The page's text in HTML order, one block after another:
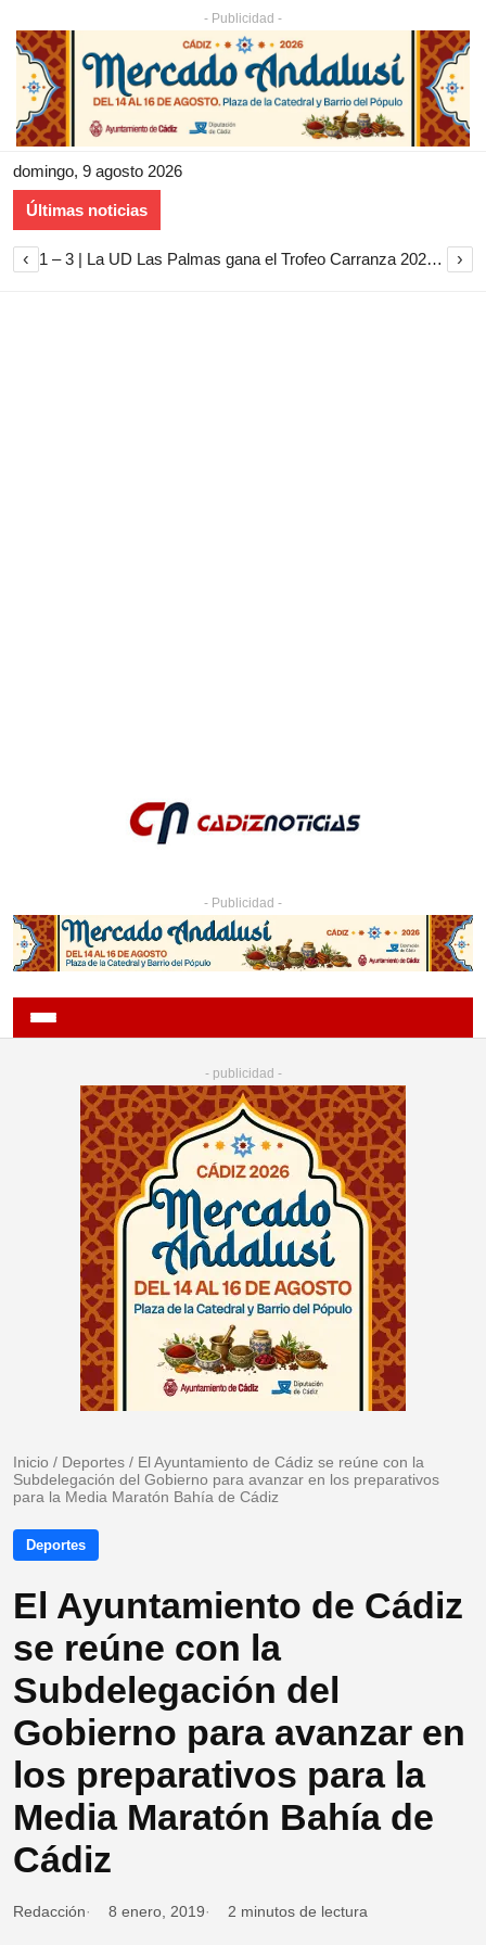
- Publicidad -
domingo, 9 agosto 2026
Últimas noticias
‹ 1 – 3 | La UD Las Palmas gana el Trofeo Carranza 2026 tras imponerse al Cádiz CF ›
- Publicidad -
- publicidad -
Inicio / Deportes / El Ayuntamiento de Cádiz se reúne con la
Subdelegación del Gobierno para avanzar en los preparativos
para la Media Maratón Bahía de Cádiz
Deportes
El Ayuntamiento de Cádiz
se reúne con la
Subdelegación del
Gobierno para avanzar en
los preparativos para la
Media Maratón Bahía de
Cádiz
Redacción 8 enero, 2019 2 minutos de lectura